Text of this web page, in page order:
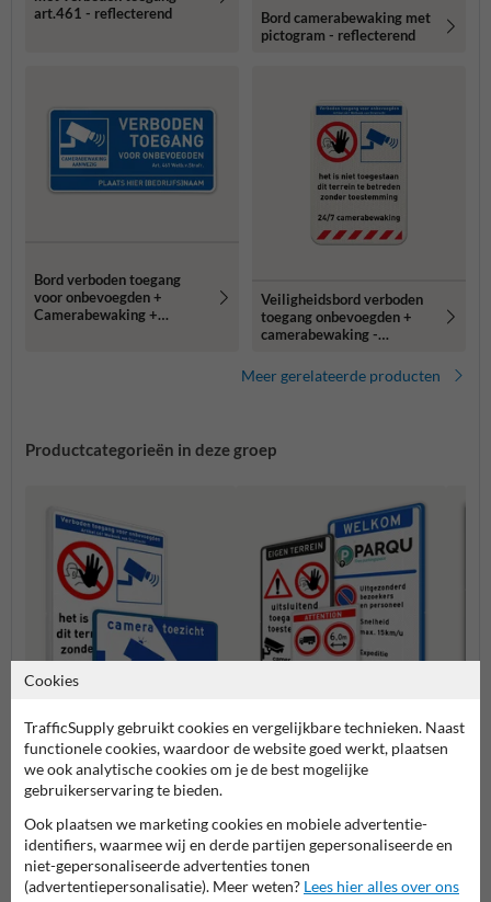
art.461 - reflecterend
Bord camerabewaking met
pictogram - reflecterend
Bord verboden toegang
voor onbevoegden +
Camerabewaking +
Veiligheidsbord verboden
toegang onbevoegden +
camerabewaking -
Meer gerelateerde producten
Productcategorieën in deze groep
Camerabewaking borden Entree- en toegangsborden
Eigen terrein borden
Cookies
TrafficSupply gebruikt cookies en vergelijkbare technieken. Naast
functionele cookies, waardoor de website goed werkt, plaatsen
we ook analytische cookies om je de best mogelijke
gebruikerservaring te bieden.
Ook plaatsen we marketing cookies en mobiele advertentie-
identifiers, waarmee wij en derde partijen gepersonaliseerde en
niet-gepersonaliseerde advertenties tonen
(advertentiepersonalisatie). Meer weten? Lees hier alles over ons